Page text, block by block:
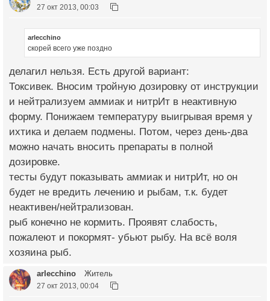
27 окт 2013, 00:03
arlecchino
скорей всего уже поздно
делагил нельзя. Есть другой вариант:
Токсивек. Вносим тройную дозировку от инструкции
и нейтрализуем аммиак и нитрИт в неактивную
форму. Понижаем температуру выигрывая время у
ихтика и делаем подмены. Потом, через день-два
можно начать вносить препараты в полной
дозировке.
тесты будут показывать аммиак и нитрИт, но он
будет не вредить лечению и рыбам, т.к. будет
неактивен/нейтрализован.
рыб конечно не кормить. Проявят слабость,
пожалеют и покормят- убьют рыбу. На всё воля
хозяина рыб.
arlecchino Житель
27 окт 2013, 00:04